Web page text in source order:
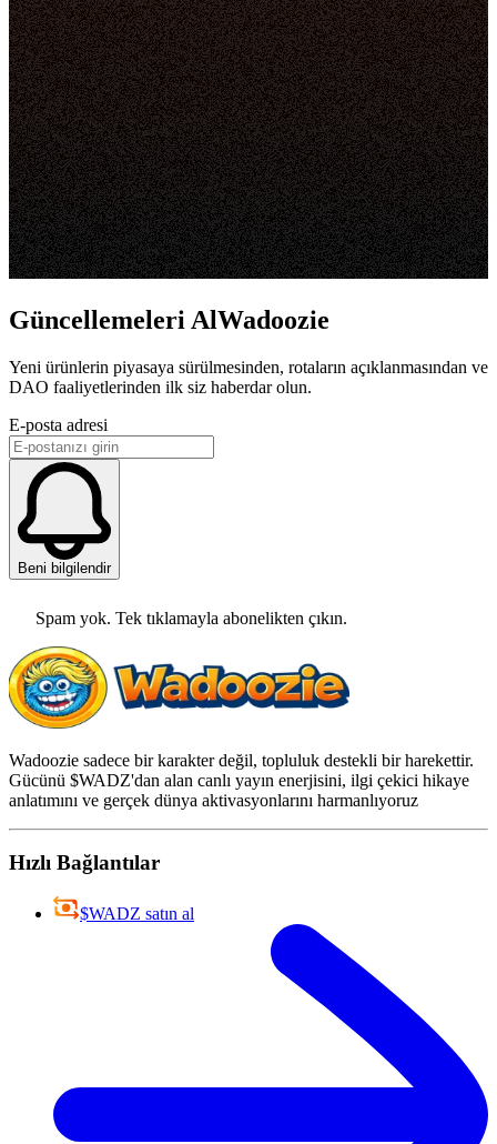
Güncellemeleri AlWadoozie
Yeni ürünlerin piyasaya sürülmesinden, rotaların açıklanmasından ve
DAO faaliyetlerinden ilk siz haberdar olun.
E-posta adresi
Beni bilgilendir
Spam yok. Tek tıklamayla abonelikten çıkın.
Wadoozie sadece bir karakter değil, topluluk destekli bir harekettir.
Gücünü $WADZ'dan alan canlı yayın enerjisini, ilgi çekici hikaye
anlatımını ve gerçek dünya aktivasyonlarını harmanlıyoruz
Hızlı Bağlantılar
$WADZ satın al